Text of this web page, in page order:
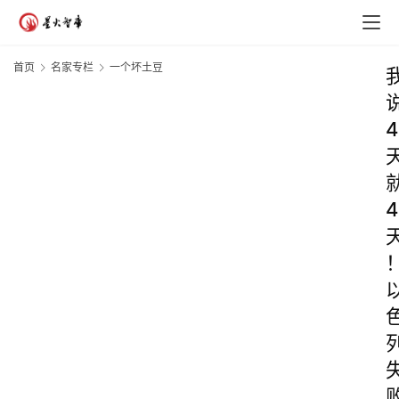
首页 名家专栏 一个坏土豆
4
4